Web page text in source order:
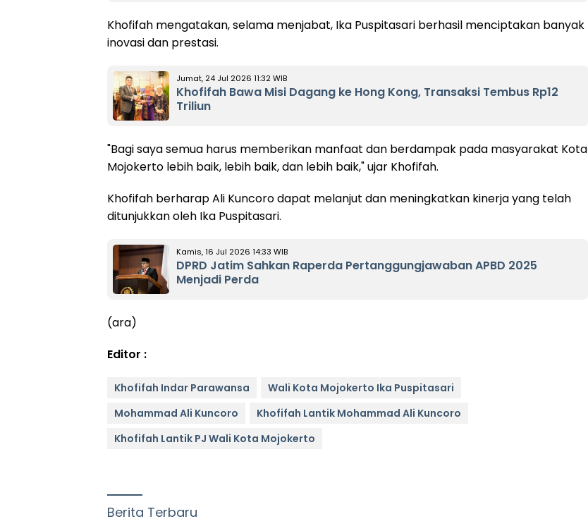
Khofifah mengatakan, selama menjabat, Ika Puspitasari berhasil menciptakan banyak
inovasi dan prestasi.
Jumat, 24 Jul 2026 11:32 WIB
Khofifah Bawa Misi Dagang ke Hong Kong, Transaksi Tembus Rp12
Triliun
"Bagi saya semua harus memberikan manfaat dan berdampak pada masyarakat Kota
Mojokerto lebih baik, lebih baik, dan lebih baik," ujar Khofifah.
Khofifah berharap Ali Kuncoro dapat melanjut dan meningkatkan kinerja yang telah
ditunjukkan oleh Ika Puspitasari.
Kamis, 16 Jul 2026 14:33 WIB
DPRD Jatim Sahkan Raperda Pertanggungjawaban APBD 2025
Menjadi Perda
(ara)
Editor :
Khofifah Indar Parawansa
Wali Kota Mojokerto Ika Puspitasari
Mohammad Ali Kuncoro
Khofifah Lantik Mohammad Ali Kuncoro
Khofifah Lantik PJ Wali Kota Mojokerto
Berita Terbaru